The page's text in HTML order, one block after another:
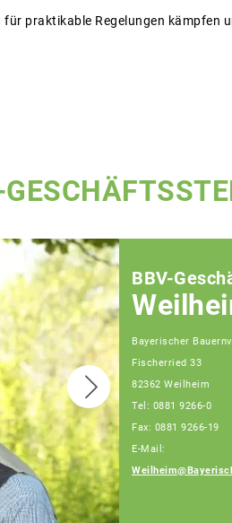
praktikable Regelungen kämpfen
BBV-
Bayerischer
Fischerried 33
82362 Weilheim
Tel: 0881 9266-0
Fax: 0881 9266-19
E-Mail: